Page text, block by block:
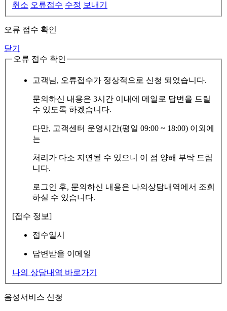
취소 오류접수 수정 보내기
오류 접수 확인
닫기
오류 접수 확인
고객님, 오류접수가 정상적으로 신청 되었습니다.
문의하신 내용은 3시간 이내에 메일로 답변을 드릴
수 있도록 하겠습니다.
다만, 고객센터 운영시간(평일 09:00 ~ 18:00) 이외에
는
처리가 다소 지연될 수 있으니 이 점 양해 부탁 드립
니다.
로그인 후, 문의하신 내용은 나의상담내역에서 조회
하실 수 있습니다.
[접수 정보]
접수일시
답변받을 이메일
나의 상담내역 바로가기
음성서비스 신청